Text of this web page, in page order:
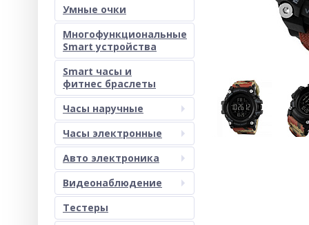
Умные очки
Многофункциональные
Smart устройства
Smart часы и
фитнес браслеты
Часы наручные
Часы электронные
Авто электроника
Видеонаблюдение
Тестеры